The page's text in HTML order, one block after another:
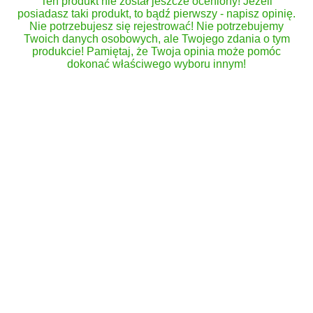
posiadasz taki produkt, to bądź pierwszy - napisz opinię.
Nie potrzebujesz się rejestrować! Nie potrzebujemy
Twoich danych osobowych, ale Twojego zdania o tym
produkcie! Pamiętaj, że Twoja opinia może pomóc
dokonać właściwego wyboru innym!